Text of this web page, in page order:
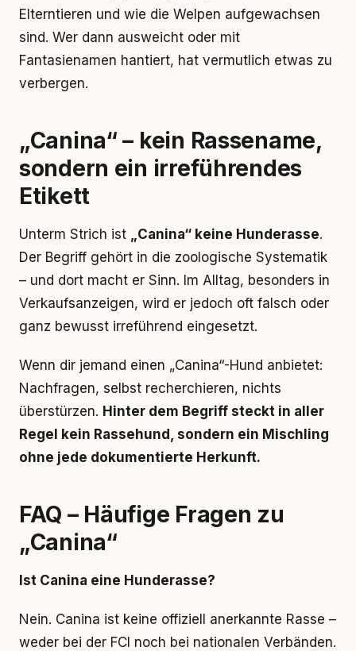
Elterntieren und wie die Welpen aufgewachsen
sind. Wer dann ausweicht oder mit
Fantasienamen hantiert, hat vermutlich etwas zu
verbergen.
„Canina“ – kein Rassename,
sondern ein irreführendes
Etikett
Unterm Strich ist „Canina“ keine Hunderasse.
Der Begriff gehört in die zoologische Systematik
– und dort macht er Sinn. Im Alltag, besonders in
Verkaufsanzeigen, wird er jedoch oft falsch oder
ganz bewusst irreführend eingesetzt.
Wenn dir jemand einen „Canina“-Hund anbietet:
Nachfragen, selbst recherchieren, nichts
überstürzen. Hinter dem Begriff steckt in aller
Regel kein Rassehund, sondern ein Mischling
ohne jede dokumentierte Herkunft.
FAQ – Häufige Fragen zu
„Canina“
Ist Canina eine Hunderasse?
Nein. Canina ist keine offiziell anerkannte Rasse –
weder bei der FCI noch bei nationalen Verbänden.